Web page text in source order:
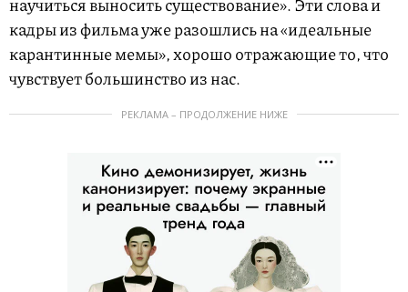
научиться выносить существование». Эти слова и
кадры из фильма уже разошлись на «идеальные
карантинные мемы», хорошо отражающие то, что
чувствует большинство из нас.
РЕКЛАМА – ПРОДОЛЖЕНИЕ НИЖЕ